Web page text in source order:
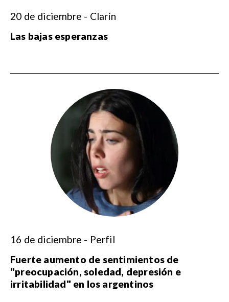
20 de diciembre - Clarín
Las bajas esperanzas
16 de diciembre - Perfil
Fuerte aumento de sentimientos de
"preocupación, soledad, depresión e
irritabilidad" en los argentinos